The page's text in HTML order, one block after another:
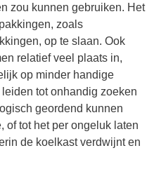
zou kunnen gebruiken. Het
zoals
op te slaan. Ook
relatief veel plaats in,
op minder handige
tot onhandig zoeken
geordend kunnen
of tot het per ongeluk laten
de koelkast verdwijnt en